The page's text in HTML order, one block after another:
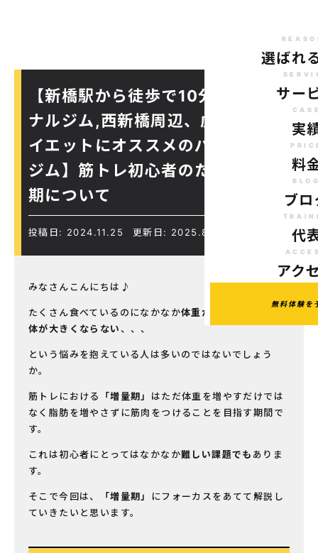
選ばれ
サー
実
料
ブロ
代
アク
無料体験を
【新橋駅から徒歩で10分のパーソ
ナルジム,西新橋周辺、虎ノ門駅ダ
イエットにオススメのパーソナル
ジム】筋トレ初心者のための増量
期について
投稿日: 2024.11.25 更新日: 2025.8.18
みなさんこんにちは♪
たくさん食べているのになかなか体重が増えない
体が大きくならない 、、、
という悩みを抱えている人は多いのではないでしょう
か。
筋トレにおける 「増量期」 はただ体重を増やすだけでは
なく脂肪を増やさずに筋肉をつけることを目指す期間で
す。
これは初心者にとってはなかなか難しい課題でも ありま
す。
そこで今回は、 「増量期」 にフォーカスをあてて解説し
ていきたいと思います。